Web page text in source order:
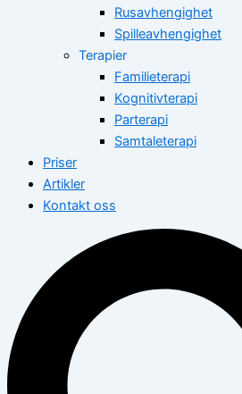
Rusavhengighet
Spilleavhengighet
Terapier
Familieterapi
Kognitivterapi
Parterapi
Samtaleterapi
Priser
Artikler
Kontakt oss